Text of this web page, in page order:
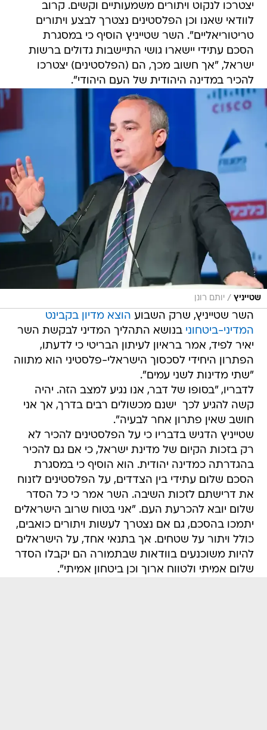
יצטרכו לנקוט ויתורים משמעותיים וקשים. קרוב
לוודאי שאנו וכן הפלסטינים נצטרך לבצע ויתורים
טריטוריאליים". השר שטייניץ הוסיף כי במסגרת
הסכם עתידי יישארו גושי התיישבות גדולים ברשות
ישראל, "אך חשוב מכך, הם (הפלסטינים) יצטרכו
להכיר במדינה היהודית של העם היהודי".
שטייניץ / יותם רונן
השר שטייניץ, שרק השבוע הוצא מדיון בקבינט
המדיני-ביטחוני בנושא התהליך המדיני לבקשת השר
יאיר לפיד, אמר בראיון לעיתון הבריטי כי לדעתו,
הפתרון היחידי לסכסוך הישראלי-פלסטיני הוא מתווה
"שתי מדינות לשני עמים".
לדבריו, "בסופו של דבר, אנו נגיע למצב הזה. יהיה
קשה להגיע לכך  ישנם מכשולים רבים בדרך, אך אני
חושב שאין פתרון אחר לבעיה".
שטייניץ הדגיש בדבריו כי על הפלסטינים להכיר לא
רק בזכות הקיום של מדינת ישראל, כי אם גם להכיר
בהגדרתה כמדינה יהודית. הוא הוסיף כי במסגרת
הסכם שלום עתידי בין הצדדים, על הפלסטינים לזנוח
את דרישתם לזכות השיבה. השר אמר כי כל הסדר
שלום יובא להכרעת העם. "אני בטוח שרוב הישראלים
יתמכו בהסכם, גם אם נצטרך לעשות ויתורים כואבים,
כולל ויתור על שטחים. אך בתנאי אחד, על הישראלים
להיות משוכנעים בוודאות שבתמורה הם יקבלו הסדר
שלום אמיתי ולטווח ארוך וכן ביטחון אמיתי".